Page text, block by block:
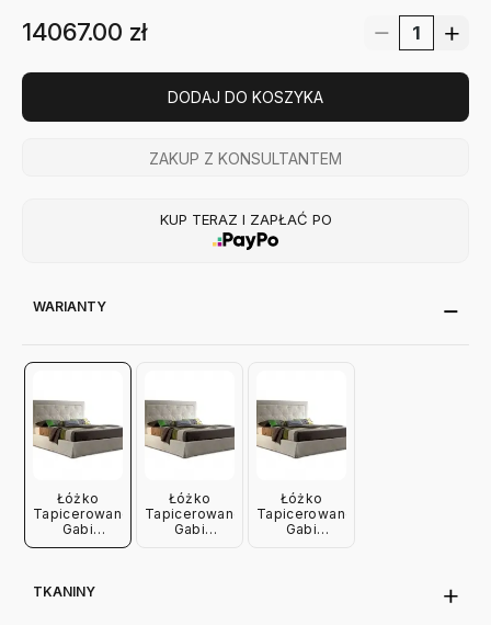
14067.00 zł
DODAJ DO KOSZYKA
ZAKUP Z KONSULTANTEM
KUP TERAZ I ZAPŁAĆ PO
WARIANTY
Łóżko
Tapicerowane
Gabi
140X200 Cm
Łóżko
Tapicerowane
Gabi
Łóżko
Tapicerowane
Gabi
TKANINY